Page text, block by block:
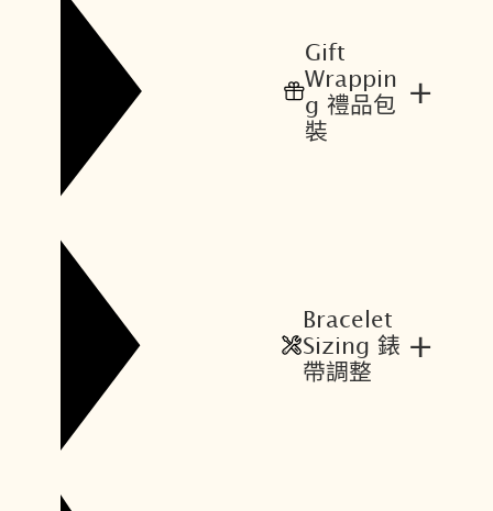
Gift
Wrappin
g 禮品包
裝
+
Bracelet
Sizing 錶
帶調整
+